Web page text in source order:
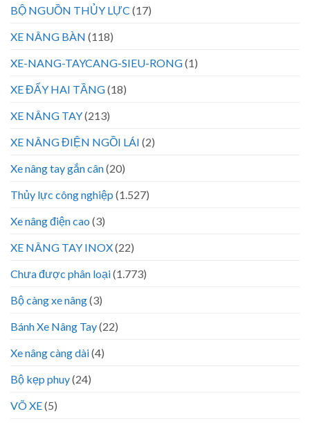
BỘ NGUỒN THỦY LỰC (17)
XE NÂNG BÀN (118)
XE-NANG-TAYCANG-SIEU-RONG(1)
XE ĐẨY HAI TẦNG(18)
XE NÂNG TAY(213)
XE NÂNG ĐIỆN NGỒI LÁI (2)
Xe nâng tay gắn cân(20)
Thủy lực công nghiệp (1.527)
Xe nâng điện cao (3)
XE NÂNG TAY INOX(22)
Chưa được phân loại(1.773)
Bộ càng xe nâng(3)
Bánh Xe Nâng Tay(22)
Xe nâng càng dài(4)
Bộ kẹp phuy(24)
VÕ XE(5)